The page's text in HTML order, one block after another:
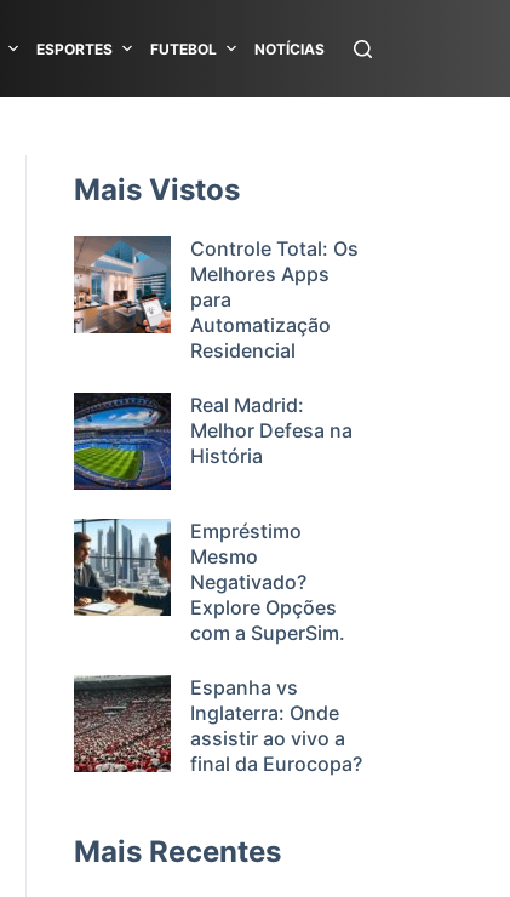
ESPORTES FUTEBOL NOTÍCIAS
Mais Vistos
Controle Total: Os
Melhores Apps
para
Automatização
Residencial
Real Madrid:
Melhor Defesa na
História
Empréstimo
Mesmo
Negativado?
Explore Opções
com a SuperSim.
Espanha vs
Inglaterra: Onde
assistir ao vivo a
final da Eurocopa?
Mais Recentes